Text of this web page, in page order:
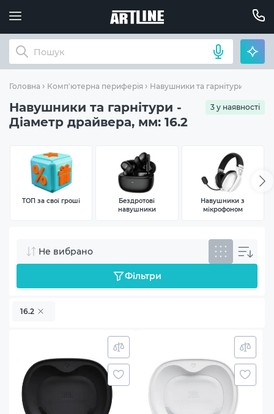
Головна Комп'ютерна периферія Навушники та гарнітури
Навушники та гарнітури -
Діаметр драйвера, мм: 16.2
3 у наявності
ТОП за свої гроші
Бездротові
навушники
Навушники з
мікрофоном
Не вибрано
Фільтри
16.2